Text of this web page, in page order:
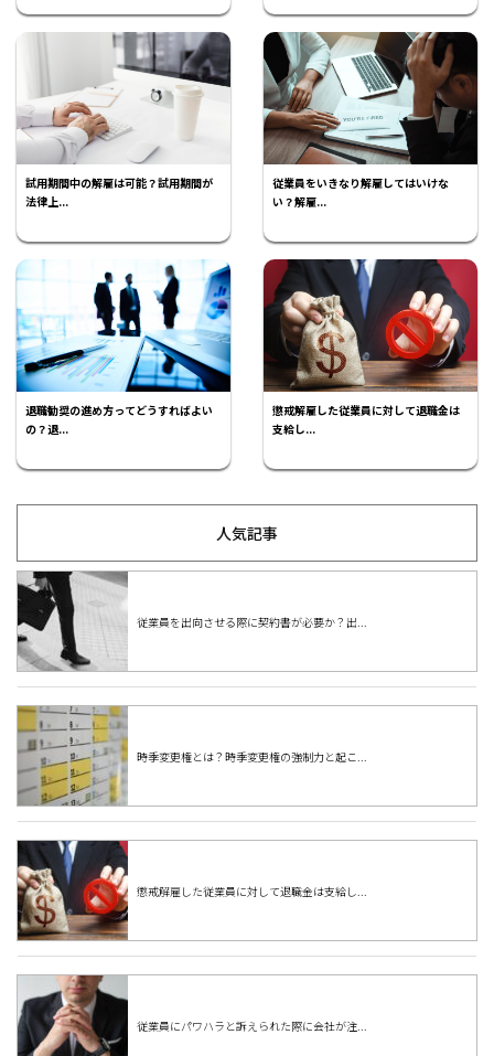
試用期間中の解雇は可能？試用期間が
法律上...
従業員をいきなり解雇してはいけな
い？解雇...
退職勧奨の進め方ってどうすればよい
の？退...
懲戒解雇した従業員に対して退職金は
支給し...
人気記事
従業員を出向させる際に契約書が必要か？出...
時季変更権とは？時季変更権の強制力と起こ...
懲戒解雇した従業員に対して退職金は支給し...
従業員にパワハラと訴えられた際に会社が注...